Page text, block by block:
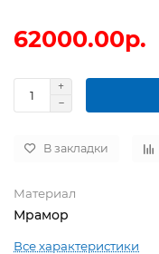
62000.00р.
В закладки
Материал
Мрамор
Все характеристики